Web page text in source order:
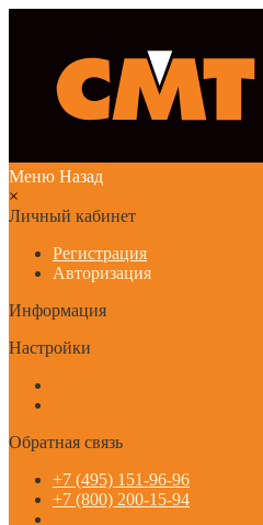
Меню Назад
×
Личный кабинет
Регистрация
Авторизация
Информация
Настройки
Обратная связь
+7 (495) 151-96-96
+7 (800) 200-15-94